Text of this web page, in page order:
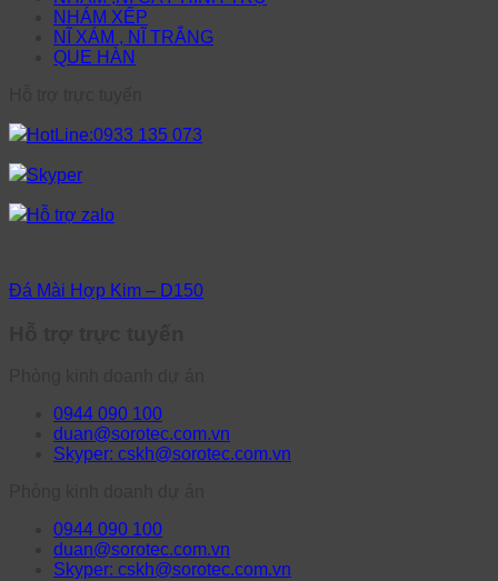
NHÁM XẾP
NĨ XÁM , NĨ TRẮNG
QUE HÀN
HotLine:0933 135 073
Skyper
Hỗ trợ zalo
Đá Mài Hợp Kim – D150
0944 090 100
duan@sorotec.com.vn
Skyper: cskh@sorotec.com.vn
0944 090 100
duan@sorotec.com.vn
Skyper: cskh@sorotec.com.vn